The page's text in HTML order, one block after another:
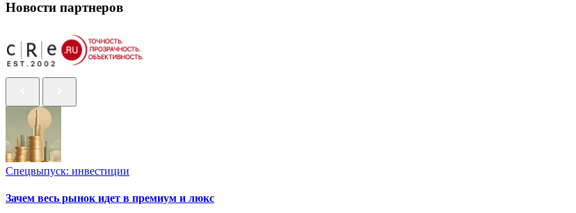
Новости партнеров
Спецвыпуск: инвестиции
Зачем весь рынок идет в премиум и люкс